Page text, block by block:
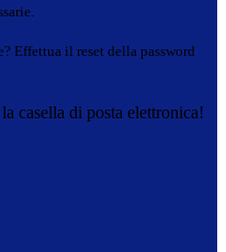
Effettua il reset della password
casella di posta elettronica!